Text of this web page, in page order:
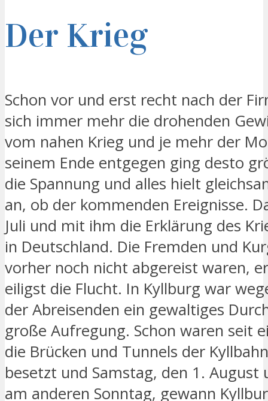
Der Krieg
Schon vor und erst recht nach der
sich immer mehr die drohenden
vom nahen Krieg und je mehr der
seinem Ende entgegen ging desto
die Spannung und alles hielt
an, ob der kommenden Ereignisse.
Juli und mit ihm die Erklärung des
in Deutschland. Die Fremden und
vorher noch nicht abgereist waren,
eiligst die Flucht. In Kyllburg war
der Abreisenden ein gewaltiges
große Aufregung. Schon waren seit
die Brücken und Tunnels der
besetzt und Samstag, den 1. August
am anderen Sonntag, gewann